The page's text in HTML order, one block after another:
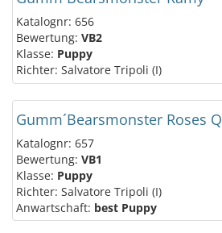
Katalognr: 656
Bewertung: VB2
Klasse: Puppy
Richter: Salvatore Tripoli (I)
Gumm´Bearsmonster Roses
Katalognr: 657
Bewertung: VB1
Klasse: Puppy
Richter: Salvatore Tripoli (I)
Anwartschaft: best Puppy